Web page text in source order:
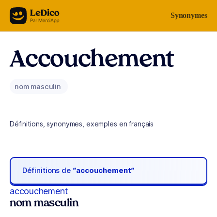
Aller au contenu Synonymes
Accouchement
nom masculin
Définitions, synonymes, exemples en français
Définitions de “accouchement“
accouchement
nom masculin